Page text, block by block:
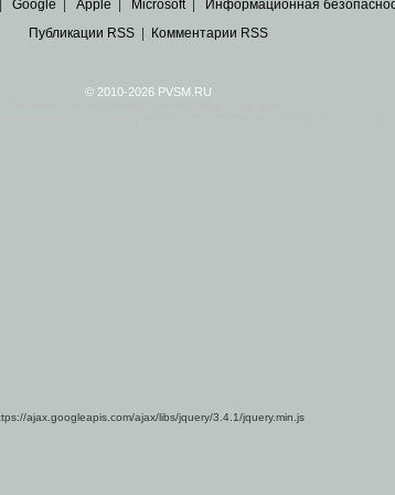
Google Apple Microsoft| Информационная
Публикации RSS| Комментарии RSS
© 2010-2026 PVSM.RU
ajax.googleapis.com/ajax/libs/jquery/3.4.1/jquery.min.js